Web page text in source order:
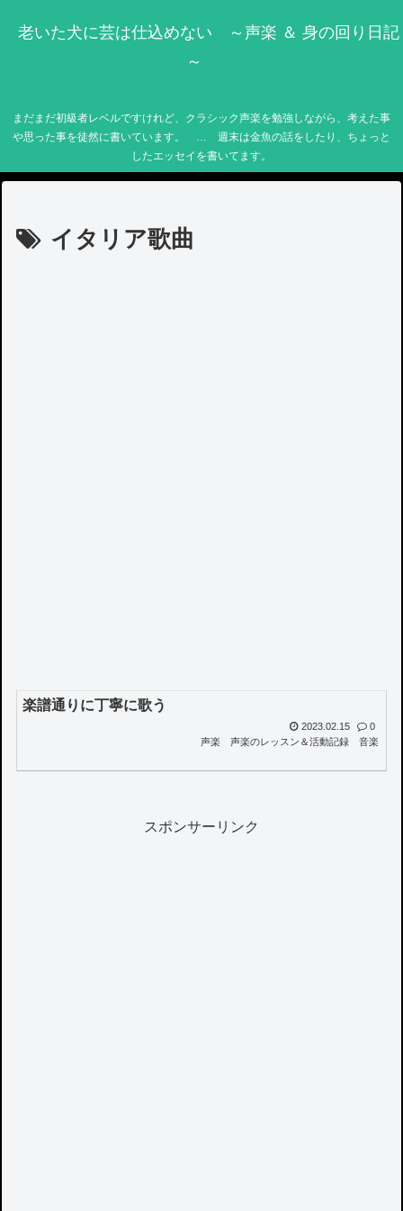
老いた犬に芸は仕込めない ～声楽 ＆ 身の回り日記
～
まだまだ初級者レベルですけれど、クラシック声楽を勉強しながら、考えた事
や思った事を徒然に書いています。 … 週末は金魚の話をしたり、ちょっと
したエッセイを書いてます。
イタリア歌曲
楽譜通りに丁寧に歌う
2023.02.15
0
声楽
声楽のレッスン＆活動記録 音楽
スポンサーリンク